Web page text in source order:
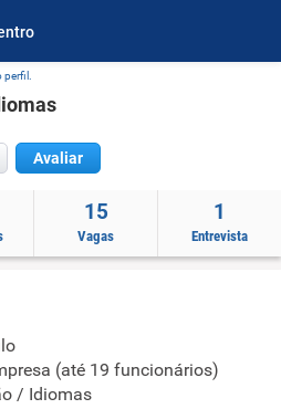
Avaliar
15
Vagas
1
Entrevista
(até 19 funcionários)
/ Idiomas